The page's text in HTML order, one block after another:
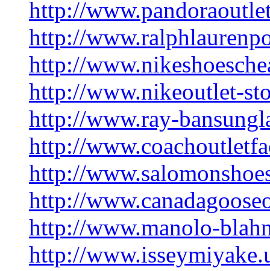
http://
http://
http://
http://www.nikeoutlet-
http://www.ray-
http://
http://
http://
http://www.manolo-
http://